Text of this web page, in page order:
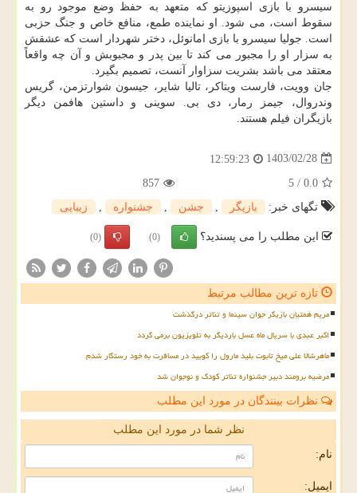
سیسرو با بازی اسپوزیتو که متعهد به حفظ وضع موجود رو به
سقوط است، می شود. او نماینده طمع، منافع خاص و جنگ حزبی
است. جولیا سیسرو با بازی امانوئل، دختر شهردار است که عشقش
به سزار او را مجبور می کند تا بین پدر و مجبوبش و آن چه واقعاً
معتقد می باشد بشریت سزاوار آنست، تصمیم بگیرد.
جان وویت، فارست ویتاکر، تالیا شایر، جیسون شوارتزمن، گریس
وندروال، جیمز رمار، دی بی. سوینی و داستین هافمن دیگر
بازیگران فیلم هستند.
1403/02/28
12:59:23
0.0
/
5
857
تگهای خبر:
بازیگر جشن جشنواره زیبایی
این مطلب را می پسندید؟ (0)
(0)
تازه ترین مطالب مرتبط
مریم همتیان بازیگر جوان سینما و تئاتر درگذشت
اکبر عبدی با سریال ماه عسل باردیگر به تلویزیون برمی گردد
ماهرشالا علی میخ تابوت بلید مارول را کوبید در مسافرت به خود رستگار شدم
مرضیه برومند دبیر جشنواره تئاتر کودک و نوجوان شد
نظرات بینندگان در مورد این مطلب
نظر شما در مورد این مطلب
نام:
ایمیل: